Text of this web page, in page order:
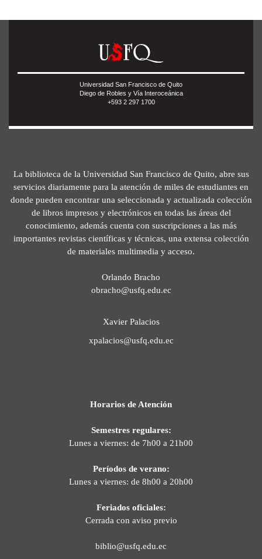
Universidad San Francisco de Quito
Diego de Robles y Vía Interoceánica
+593 2 297 1700
La biblioteca de la Universidad San Francisco de Quito, abre sus
servicios diariamente para la atención de miles de estudiantes en
donde pueden encontrar una seleccionada y actualizada colección
de libros impresos y electrónicos en todas las áreas del
conocimiento, además cuenta con suscripciones a las más
importantes revistas científicas y técnicas, una extensa colección
de materiales multimedia y acceso.
Orlando Bracho
obracho@usfq.edu.ec
Xavier Palacios
xpalacios@usfq.edu.ec
Horarios de Atención
Semestres regulares:
Lunes a viernes: de 7h00 a 21h00
Períodos de verano:
Lunes a viernes: de 8h00 a 20h00
Feriados oficiales:
Cerrada con aviso previo
biblio@usfq.edu.ec